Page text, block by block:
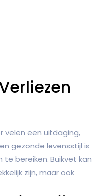
velen een uitdaging,
gezonde levensstijl is
bereiken. Buikvet kan
zijn, maar ook